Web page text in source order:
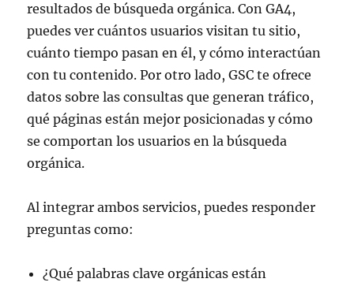
resultados de búsqueda orgánica. Con GA4,
puedes ver cuántos usuarios visitan tu sitio,
cuánto tiempo pasan en él, y cómo interactúan
con tu contenido. Por otro lado, GSC te ofrece
datos sobre las consultas que generan tráfico,
qué páginas están mejor posicionadas y cómo
se comportan los usuarios en la búsqueda
orgánica.
Al integrar ambos servicios, puedes responder
preguntas como:
¿Qué palabras clave orgánicas están